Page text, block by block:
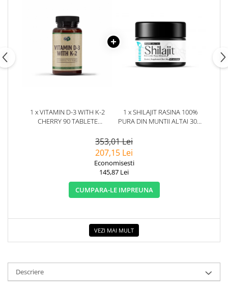
1 x VITAMIN D-3 WITH K-2
CHERRY 90 TABLETE
1 x SHILAJIT RASINA 100%
PURA DIN MUNTII ALTAI 30G.
353,01 Lei
207,15 Lei
Economisesti
145,87 Lei
CUMPARA-LE IMPREUNA
VEZI MAI MULT
Descriere